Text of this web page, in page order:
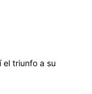
el triunfo a su